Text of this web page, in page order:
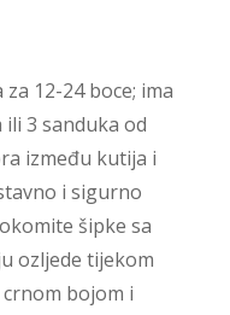
12-24 boce; ima
ili 3 sanduka od
između kutija i
i sigurno
šipke sa
ozljede tijekom
bojom i